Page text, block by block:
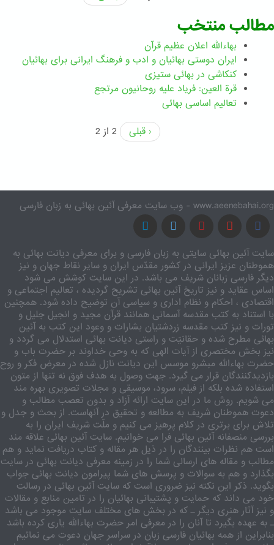
مطالب منتخب
بهاءالله اعلان عظیم قرآن
ايران دوستی بهائيان و ادب و فرهنگ ايرانی برای بهائيان
کنکاشی در بهائی ستيزی
قرة العین: فریاد علیه روحانیون مرتجع
تعالیم اساسی بهائی
‹ قبلی
2 از 2
www.aeenebahai.org - وب سایت معرفی آئین بهائی به زبان فارسی
سایت آئین بهائی سایتی به زبان فارسی و برای معرفی دیانت بهائی به
هموطنان عزیز ایرانی در کشور مقدّس ایران و سایر نقاط جهان و نیز
دیگر فارسی زبانان شریف می باشد. در این سایت کوشش می شود
اساس عقاید و نیز تاریخ آئین بهائی تشریح گردیده ، تعالیم اجتماعی و
اقتصادی ، احکام و نظام اداری و سیاسی آن توضیح داده شود. همچنین
با استناد به کتب مقدسه آسمانی همانند قرآن مجید و انجیل جلیل و
تورات و نیز کتب مقدسه زردشتیان بشارات و وعود این کتب به آئین
بهائی مطرح شده و حقانیّت و راستی دیانت بهائی استدلال می گردد و
نیز بخش مختصری از آیات الهی که به وحی خداوند بر حضرت باب و
حضرت بهاءالله مبشرو موسس این دیانت نازل شده در معرض فکر و روح
بازدیدکنندگان قرار می گیرد. جهت وصول به هدف فوق نه تنها از متون
استفاده شده بلکه از فیلم، سرود، موسیقی و مجلات تصویری بهره مند
می شویم. روش ما در این سایت ارائه آزاد و بدون تعصب مطالب و
دعوت هموطنان شریف به مطالعه و تحقیق در آنهاست. از بحث و جدل و
تلاش برای برتری در کلام پرهیز می کنیم و ملّت شریف ایران را به
بررسی منصفانه آئین بهائی فرا می خوانیم. سایت آئین بهائی علاقه مند
است هم نظرات بینندگان را در ذیل هر مقاله و کتاب دریافت نماید و هم
مطالب و مقاله های ارسالی شما را در زمینه معرفی دیانت بهائی در سایت
بگذارد و هم به سوالات و پرسش های شما پیرامون دیانت بهائی جواب
بگوید. ذکر این نکته نیز ضروری است که سایت آئین بهائی در رسالت
خود می داند که حمایت و پشتیبانی بهائیان را در تامین منابع و مقالات
و نیز آثار هنری دیگر ـ که در بخش های مختلف سایت موجود می باشد
ـ به عهده بگیرد تا آنان را در معرفی امر حضرت بهاءالله یاری کرده باشد
بنابراین از همه بهائیان فارسی زبان در سراسر جهان دعوت می نمائیم